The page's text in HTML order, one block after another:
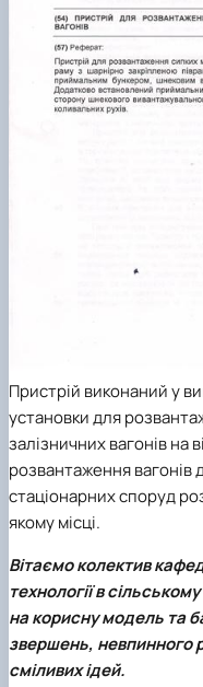
Пристрій виконаний у
установки для
залізничних вагонів на
розвантаження вагонів
стаціонарних споруд
якому місці.
Вітаємо колектив
технології в
на корисну модель та
звершень, невпинного
сміливих ідей.